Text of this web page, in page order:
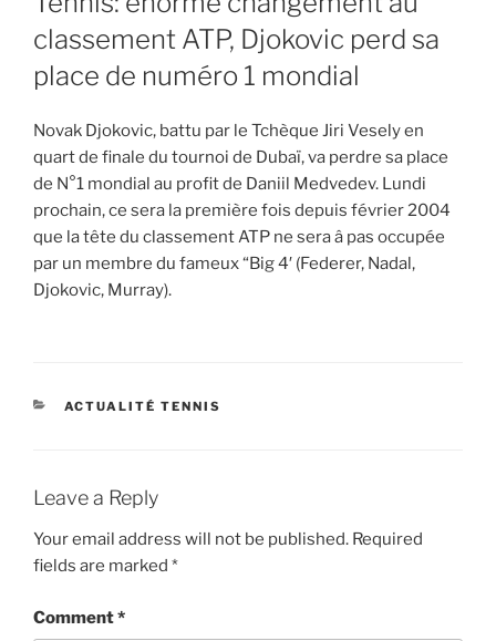
classement ATP, Djokovic perd sa
place de numéro 1 mondial
Novak Djokovic, battu par le Tchèque Jiri Vesely en
quart de finale du tournoi de Dubaï, va perdre sa place
de N°1 mondial au profit de Daniil Medvedev. Lundi
prochain, ce sera la première fois depuis février 2004
que la tête du classement ATP ne sera â pas occupée
par un membre du fameux “Big 4′ (Federer, Nadal,
Djokovic, Murray).
CATEGORIES
ACTUALITÉ TENNIS
Leave a Reply
Your email address will not be published. Required
fields are marked *
Comment*